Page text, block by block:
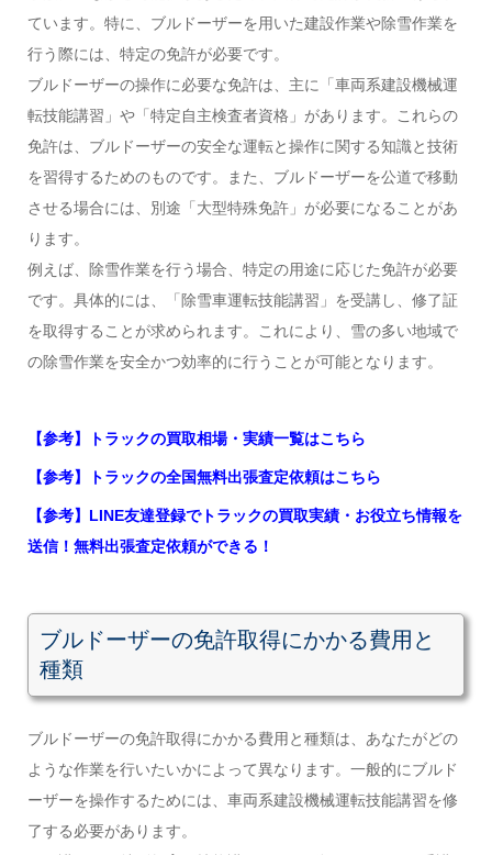
ています。特に、ブルドーザーを用いた建設作業や除雪作業を
行う際には、特定の免許が必要です。
ブルドーザーの操作に必要な免許は、主に「車両系建設機械運
転技能講習」や「特定自主検査者資格」があります。これらの
免許は、ブルドーザーの安全な運転と操作に関する知識と技術
を習得するためのものです。また、ブルドーザーを公道で移動
させる場合には、別途「大型特殊免許」が必要になることがあ
ります。
例えば、除雪作業を行う場合、特定の用途に応じた免許が必要
です。具体的には、「除雪車運転技能講習」を受講し、修了証
を取得することが求められます。これにより、雪の多い地域で
の除雪作業を安全かつ効率的に行うことが可能となります。
【参考】トラックの買取相場・実績一覧はこちら
【参考】トラックの全国無料出張査定依頼はこちら
【参考】LINE友達登録でトラックの買取実績・お役立ち情報を
送信！無料出張査定依頼ができる！
ブルドーザーの免許取得にかかる費用と
種類
ブルドーザーの免許取得にかかる費用と種類は、あなたがどの
ような作業を行いたいかによって異なります。一般的にブルド
ーザーを操作するためには、車両系建設機械運転技能講習を修
了する必要があります。